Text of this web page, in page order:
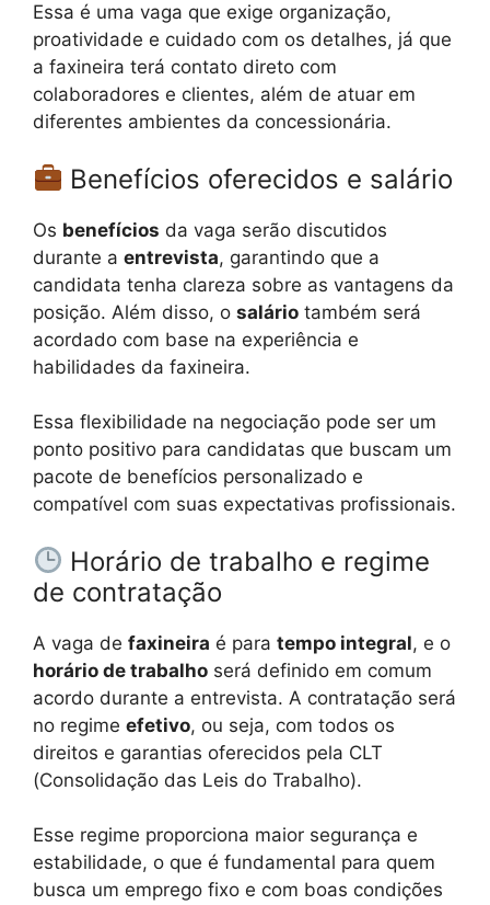
Essa é uma vaga que exige organização,
proatividade e cuidado com os detalhes, já que
a faxineira terá contato direto com
colaboradores e clientes, além de atuar em
diferentes ambientes da concessionária.
Benefícios oferecidos e salário
Os benefícios da vaga serão discutidos
durante a entrevista, garantindo que a
candidata tenha clareza sobre as vantagens da
posição. Além disso, o salário também será
acordado com base na experiência e
habilidades da faxineira.
Essa flexibilidade na negociação pode ser um
ponto positivo para candidatas que buscam um
pacote de benefícios personalizado e
compatível com suas expectativas profissionais.
Horário de trabalho e regime
de contratação
A vaga de faxineira é para tempo integral, e o
horário de trabalho será definido em comum
acordo durante a entrevista. A contratação será
no regime efetivo, ou seja, com todos os
direitos e garantias oferecidos pela CLT
(Consolidação das Leis do Trabalho).
Esse regime proporciona maior segurança e
estabilidade, o que é fundamental para quem
busca um emprego fixo e com boas condições